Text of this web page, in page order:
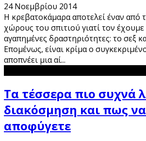
24 Νοεμβρίου 2014
Η κρεβατοκάμαρα αποτελεί έναν από
χώρους του σπιτιού γιατί τον
αγαπημένες δραστηριότητες: το σεξ
Επομένως, είναι κρίμα ο
αποπνέει μια αί...
Τα τέσσερα πιο συχνά
διακόσμηση και πως
αποφύγετε